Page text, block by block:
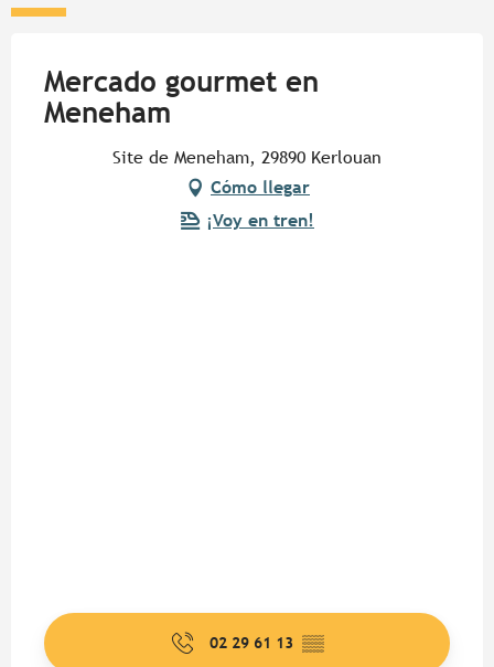
Mercado gourmet en
Meneham
Site de Meneham, 29890 Kerlouan
Cómo llegar
¡Voy en tren!
02 29 61 13 ▒▒